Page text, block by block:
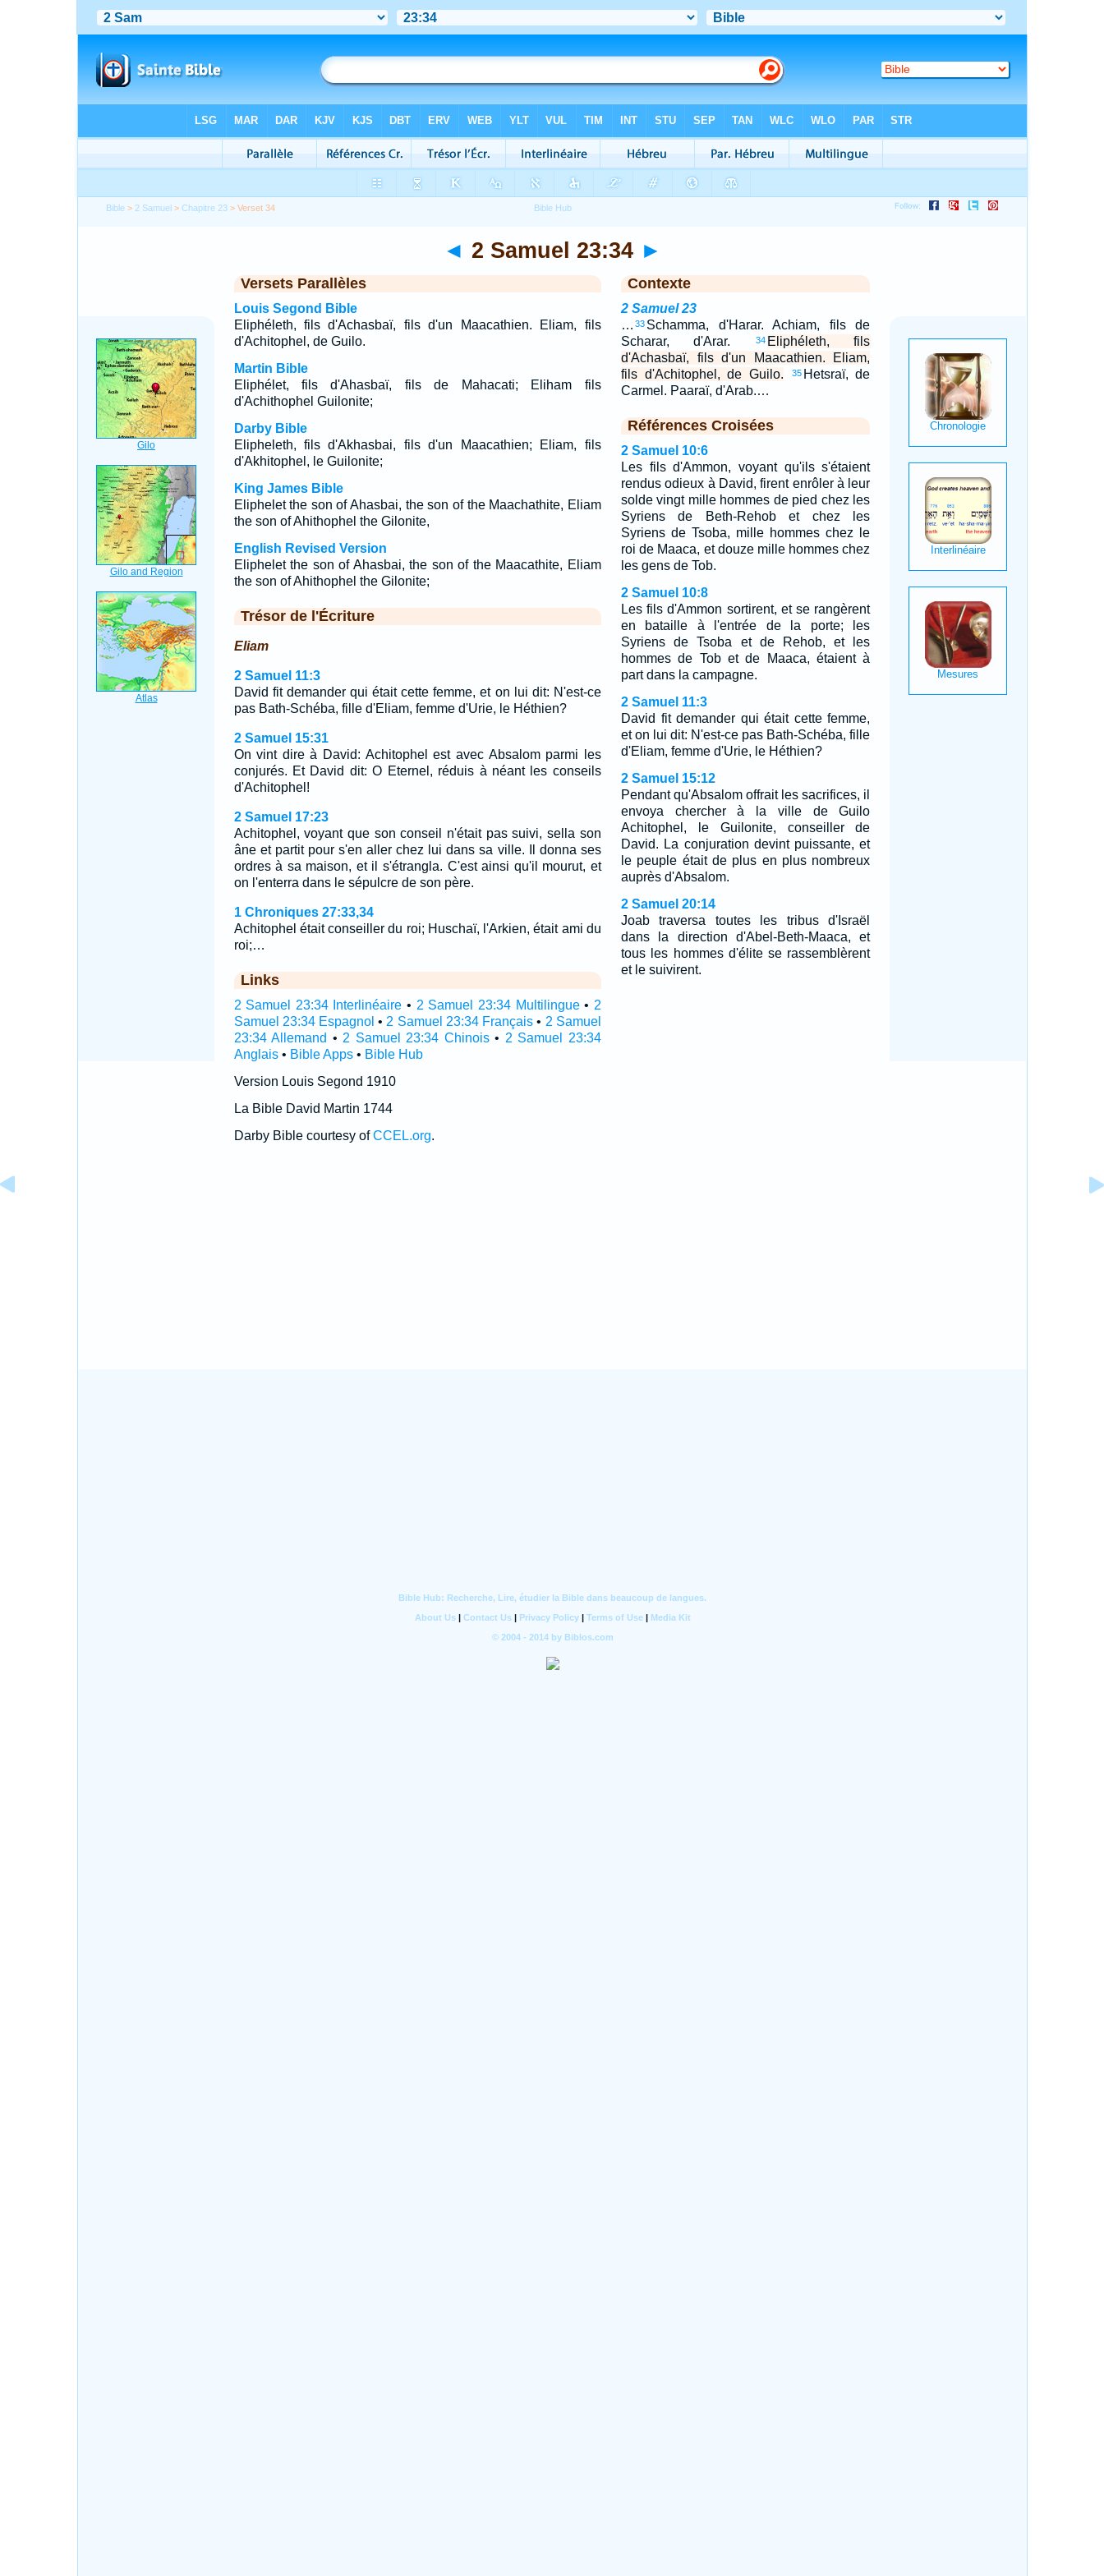
Bible > 2 Samuel >Chapitre 23 > Verset 34
◄ 2 Samuel 23:34 ►
Versets Parallèles
Louis Segond Bible
Eliphéleth, fils d'Achasbaï, fils d'un Maacathien. Eliam, fils
d'Achitophel, de Guilo.
Martin Bible
Eliphélet, fils d'Ahasbaï, fils de Mahacati; Eliham fils
d'Achithophel Guilonite;
Darby Bible
Elipheleth, fils d'Akhasbai, fils d'un Maacathien; Eliam, fils
d'Akhitophel, le Guilonite;
King James Bible
Eliphelet the son of Ahasbai, the son of the Maachathite, Eliam
the son of Ahithophel the Gilonite,
English Revised Version
Eliphelet the son of Ahasbai, the son of the Maacathite, Eliam
the son of Ahithophel the Gilonite;
Trésor de l'Écriture
Eliam
2 Samuel 11:3
David fit demander qui était cette femme, et on lui dit: N'est-ce
pas Bath-Schéba, fille d'Eliam, femme d'Urie, le Héthien?
2 Samuel 15:31
On vint dire à David: Achitophel est avec Absalom parmi les
conjurés. Et David dit: O Eternel, réduis à néant les conseils
d'Achitophel!
2 Samuel 17:23
Achitophel, voyant que son conseil n'était pas suivi, sella son
âne et partit pour s'en aller chez lui dans sa ville. Il donna ses
ordres à sa maison, et il s'étrangla. C'est ainsi qu'il mourut, et
on l'enterra dans le sépulcre de son père.
1 Chroniques 27:33,34
Achitophel était conseiller du roi; Huschaï, l'Arkien, était ami du
roi;…
Links
2 Samuel 23:34 Interlinéaire • 2 Samuel 23:34 Multilingue• 2
Samuel 23:34 Espagnol • 2 Samuel 23:34 Français • 2 Samuel
23:34 Allemand • 2 Samuel 23:34 Chinois• 2 Samuel 23:34
Anglais• Bible Apps• Bible Hub
Version Louis Segond 1910
La Bible David Martin 1744
Darby Bible courtesy ofCCEL.org.
Contexte
2 Samuel 23
… 33 Schamma, d'Harar. Achiam, fils de
Scharar, d'Arar.
34 Eliphéleth, fils
d'Achasbaï, fils d'un Maacathien. Eliam,
fils d'Achitophel, de Guilo.
35 Hetsraï, de
Carmel. Paaraï, d'Arab.…
Références Croisées
2 Samuel 10:6
Les fils d'Ammon, voyant qu'ils s'étaient
rendus odieux à David, firent enrôler à leur
solde vingt mille hommes de pied chez les
Syriens de Beth-Rehob et chez les
Syriens de Tsoba, mille hommes chez le
roi de Maaca, et douze mille hommes chez
les gens de Tob.
2 Samuel 10:8
Les fils d'Ammon sortirent, et se rangèrent
en bataille à l'entrée de la porte; les
Syriens de Tsoba et de Rehob, et les
hommes de Tob et de Maaca, étaient à
part dans la campagne.
2 Samuel 11:3
David fit demander qui était cette femme,
et on lui dit: N'est-ce pas Bath-Schéba, fille
d'Eliam, femme d'Urie, le Héthien?
2 Samuel 15:12
Pendant qu'Absalom offrait les sacrifices, il
envoya chercher à la ville de Guilo
Achitophel, le Guilonite, conseiller de
David. La conjuration devint puissante, et
le peuple était de plus en plus nombreux
auprès d'Absalom.
2 Samuel 20:14
Joab traversa toutes les tribus d'Israël
dans la direction d'Abel-Beth-Maaca, et
tous les hommes d'élite se rassemblèrent
et le suivirent.